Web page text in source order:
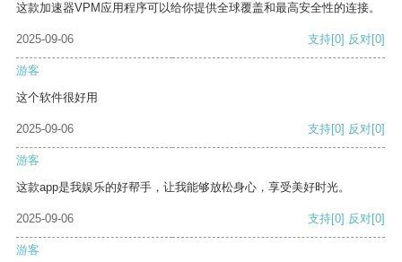
这款加速器VPM应用程序可以给你提供全球覆盖和最高安全性的连接。
2025-09-06 支持[0] 反对[0]
游客
这个软件很好用
2025-09-06 支持[0] 反对[0]
游客
这款app是我娱乐的好帮手，让我能够放松身心，享受美好时光。
2025-09-06 支持[0] 反对[0]
游客